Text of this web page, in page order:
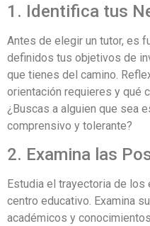
1. Identifica tus
Antes de elegir un tutor, es
definidos tus objetivos de
que tienes del camino.
orientación requieres y qué
¿Buscas a alguien que sea
comprensivo y tolerante?
2. Examina las
Estudia el trayectoria de
centro educativo. Examina
académicos y